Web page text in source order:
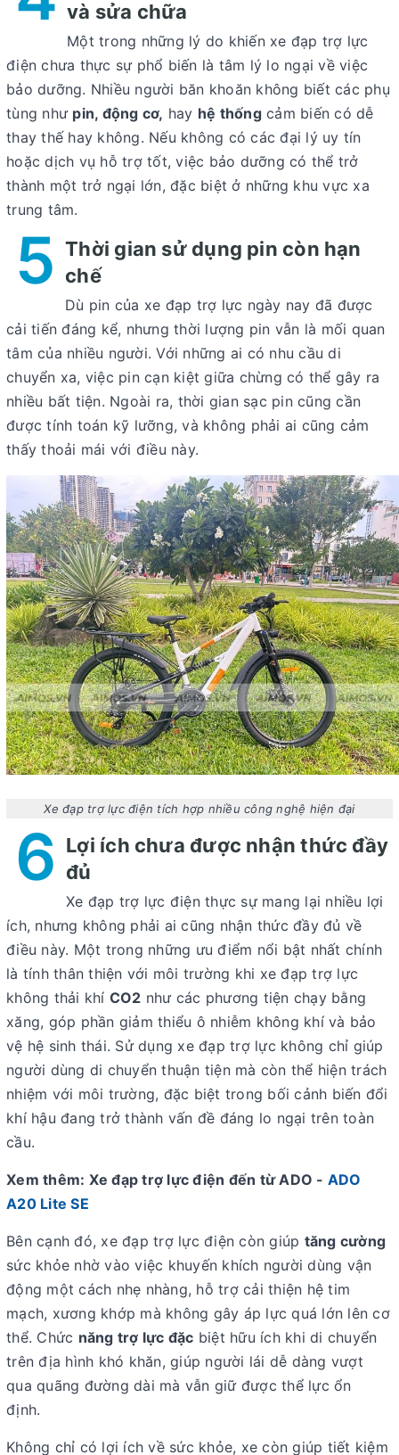
và sửa chữa
Một trong những lý do khiến xe đạp trợ lực
điện chưa thực sự phổ biến là tâm lý lo ngại về việc
bảo dưỡng. Nhiều người băn khoăn không biết các phụ
tùng như pin, động cơ, hay hệ thốngcảm biến có dễ
thay thế hay không. Nếu không có các đại lý uy tín
hoặc dịch vụ hỗ trợ tốt, việc bảo dưỡng có thể trở
thành một trở ngại lớn, đặc biệt ở những khu vực xa
trung tâm.
5 Thời gian sử dụng pin còn hạn
chế
Dù pin của xe đạp trợ lực ngày nay đã được
cải tiến đáng kể, nhưng thời lượng pin vẫn là mối quan
tâm của nhiều người. Với những ai có nhu cầu di
chuyển xa, việc pin cạn kiệt giữa chừng có thể gây ra
nhiều bất tiện. Ngoài ra, thời gian sạc pin cũng cần
được tính toán kỹ lưỡng, và không phải ai cũng cảm
thấy thoải mái với điều này.
Xe đạp trợ lực điện tích hợp nhiều công nghệ hiện đại
6 Lợi ích chưa được nhận thức đầy
đủ
Xe đạp trợ lực điệnthực sự mang lại nhiều lợi
ích, nhưng không phải ai cũng nhận thức đầy đủ về
điều này. Một trong những ưu điểm nổi bật nhất chính
là tính thân thiện với môi trường khi xe đạp trợ lực
không thải khí CO2 như các phương tiện chạy bằng
xăng, góp phần giảm thiểu ô nhiễm không khí và bảo
vệ hệ sinh thái. Sử dụng xe đạp trợ lực không chỉ giúp
người dùng di chuyển thuận tiện mà còn thể hiện trách
nhiệm với môi trường, đặc biệt trong bối cảnh biến đổi
khí hậu đang trở thành vấn đề đáng lo ngại trên toàn
cầu.
Xem thêm: Xe đạp trợ lực điện đến từ ADO - ADO
A20 Lite SE
Bên cạnh đó, xe đạp trợ lực điệncòn giúp tăng cường
sức khỏe nhờ vào việc khuyến khích người dùng vận
động một cách nhẹ nhàng, hỗ trợ cải thiện hệ tim
mạch, xương khớp mà không gây áp lực quá lớn lên cơ
thể. Chức năng trợ lực đặc biệt hữu ích khi di chuyển
trên địa hình khó khăn, giúp người lái dễ dàng vượt
qua quãng đường dài mà vẫn giữ được thể lực ổn
định.
Không chỉ có lợi ích về sức khỏe, xe còn giúp tiết kiệm